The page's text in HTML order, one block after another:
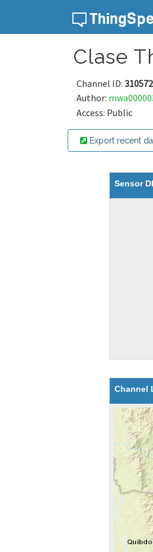
Clase
Channel ID:
Author:
Access: Public
Export recent
Sensor
Channel